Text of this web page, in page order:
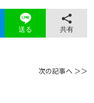
送る 共有
次の記事へ ＞＞